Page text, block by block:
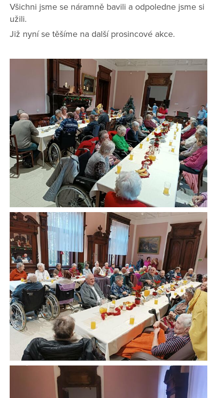
Všichni jsme se náramně bavili a odpoledne jsme si
užili.
Již nyní se těšíme na další prosincové akce.